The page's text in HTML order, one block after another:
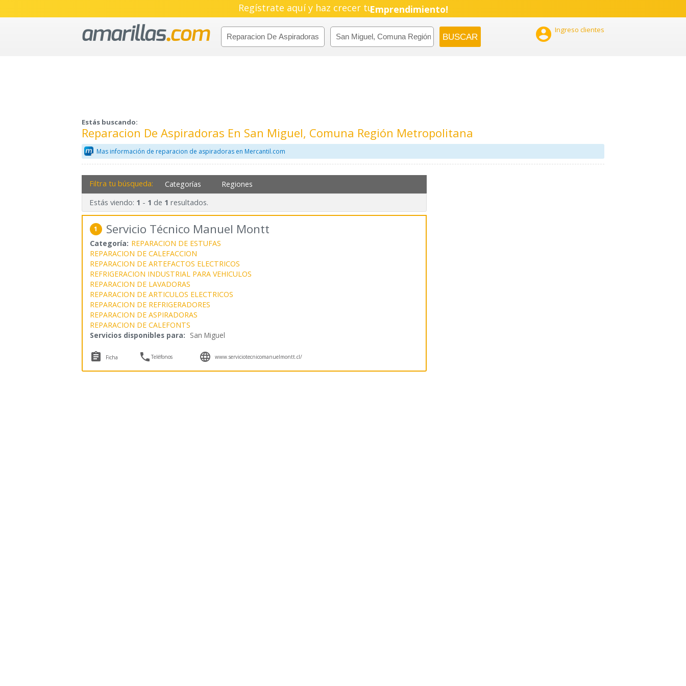
Regístrate aquí y haz crecer tu
Emprendimiento!
 Ingreso clientes
Estás buscando:
Reparacion De Aspiradoras En San Miguel, Comuna Región Metropolitana
Mas información de reparacion de aspiradoras en Mercantil.com
Filtra tu búsqueda: Categorías Regiones
Estás viendo: 1 - 1 de 1 resultados.
1 Servicio Técnico Manuel Montt
Categoría: REPARACION DE ESTUFAS
REPARACION DE CALEFACCION
REPARACION DE ARTEFACTOS ELECTRICOS
REFRIGERACION INDUSTRIAL PARA VEHICULOS
REPARACION DE LAVADORAS
REPARACION DE ARTICULOS ELECTRICOS
REPARACION DE REFRIGERADORES
REPARACION DE ASPIRADORAS
REPARACION DE CALEFONTS
Servicios disponibles para: San Miguel
 Ficha Teléfonos  www.serviciotecnicomanuelmontt.cl/